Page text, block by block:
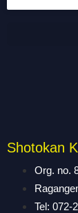
Shotokan
Org. no.
Tel: 072-